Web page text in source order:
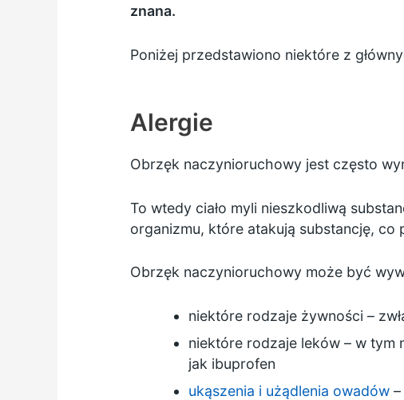
znana.
Poniżej przedstawiono niektóre z
Alergie
Obrzęk naczynioruchowy jest często
To wtedy ciało myli nieszkodliwą
organizmu, które atakują substancję, co
Obrzęk naczynioruchowy może być
niektóre rodzaje żywności –
niektóre rodzaje leków – w tym
jak ibuprofen
ukąszenia i użądlenia owadów